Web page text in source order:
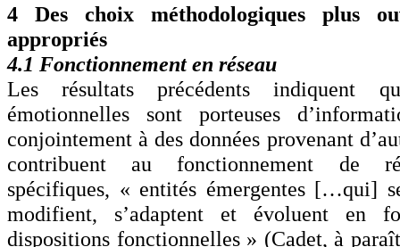
4 Des choix méthodologiques plus
appropriés
4.1 Fonctionnement en réseau
Les résultats précédents indiquent
émotionnelles sont porteuses
conjointement à des données provenant
contribuent au fonctionnement de
spécifiques, « entités émergentes […qui]
modifient, s’adaptent et évoluent en
dispositions fonctionnelles » (Cadet, à